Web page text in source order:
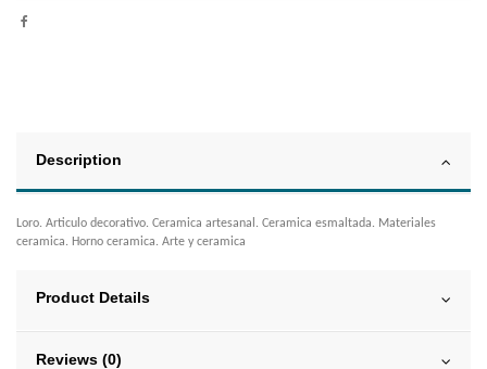
Description
Loro. Articulo decorativo. Ceramica artesanal. Ceramica esmaltada. Materiales
ceramica. Horno ceramica. Arte y ceramica
Product Details
Reviews (0)